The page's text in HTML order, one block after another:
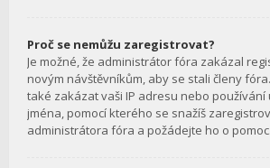
Proč se nemůžu zaregistrovat?
Je možné, že administrátor fóra zakázal
novým návštěvníkům, aby se stali členy
také zakázat vaši IP adresu nebo používání
jména, pomocí kterého se snažíš
administrátora fóra a požádejte ho o pomoc.